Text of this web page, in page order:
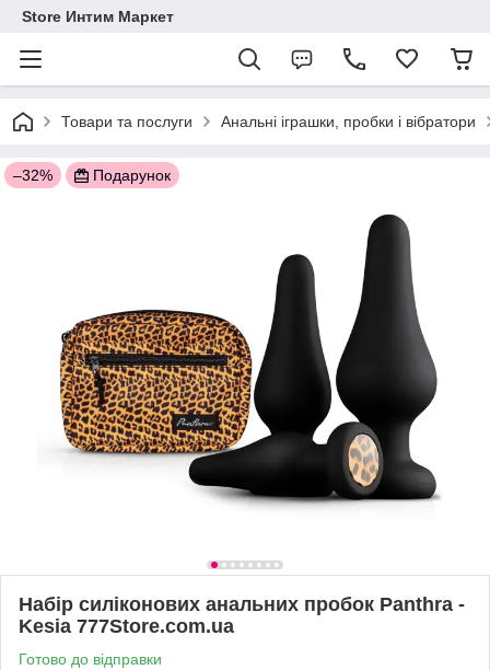
Store Интим Маркет
Товари та послуги Анальні іграшки, пробки і вібратори
–32% Подарунок
Набір силіконових анальних пробок Panthra -
Kesia 777Store.com.ua
Готово до відправки